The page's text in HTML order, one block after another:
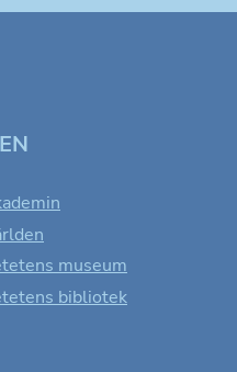
museum
bibliotek